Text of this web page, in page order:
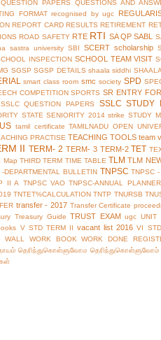
QUESTION PAPERS QUESTIONS AND
FORMAT recognised by ugc
REPORT CARD RESULTS RETIREMENT
ROAD SAFETY RTE RTI SA QP SABL
sastra university SBI SCERT scholarship
INSPECTION SCHOOL TEAM VISIT
SGSP SGSP DETAILS shaala siddhi
smart class room smc society SPD
COMPETITION SPORTS SR ENTRY
SSLC QUESTION PAPERS SSLC STUDY
STATE SENIORITY 2014 strike STUDY
tamil certificate TAMILNADU OPEN
PRACTISE TEACHING TOOLS team
II TERM- 2 TERM- 3 TERM-2 TET
Map THIRD TERM TIME TABLE TLM TLM
-DEPARTMENTAL BULLETIN TNPSC TNPSC
II A TNPSC VAO TNPSC-ANNUAL PLANNER
TNTET%CALCULATION TNTP TNURSB
transfer - 2017 Transfer Certificate
Treasury Guide TRUST EXAM ugc UNIT
V STD TERM II vacant list 2016 VI
WALL WORK BOOK WORK DONE
தெரிந்துகொள்ளுவோம தெரிந்துகொள்ளுவோம்